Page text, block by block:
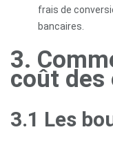
frais de
bancaires.
3.
coût des
3.1 Les